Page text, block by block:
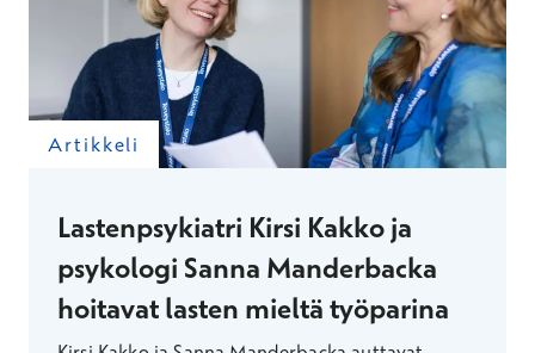
Artikkeli
Lastenpsykiatri Kirsi Kakko ja
psykologi Sanna Manderbacka
hoitavat lasten mieltä työparina